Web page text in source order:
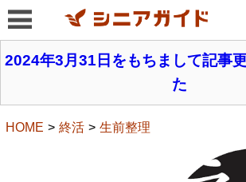
2024年3月31日をもちまして記事
た
HOME 終活 生前整理